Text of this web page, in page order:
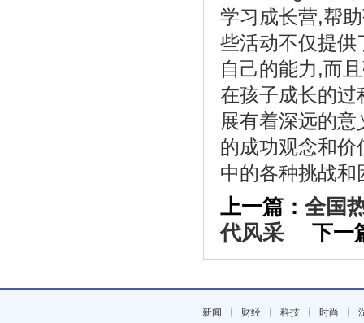
赛》
学习成长营,帮
些活动不仅提供
自己的能力,而
在孩子成长的过
展有着深远的
的成功观念和
中的各种挑战和
上一篇： 全国
代风采 下一
新闻 ┊ 财经 ┊科技 ┊ 时尚 ┊